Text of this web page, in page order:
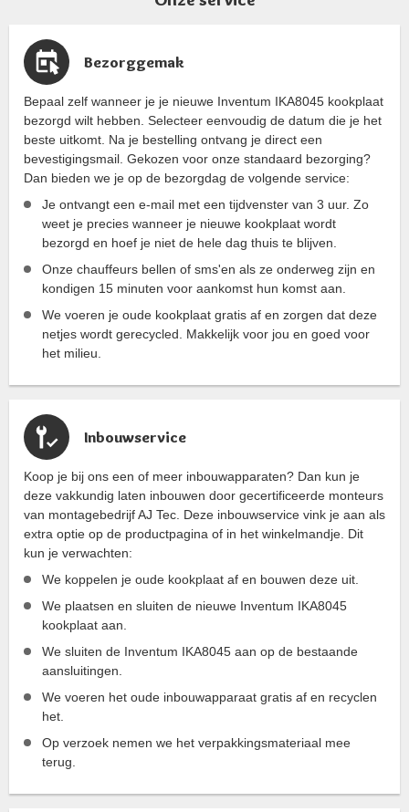
Bezorggemak
Bepaal zelf wanneer je je nieuwe Inventum IKA8045 kookplaat
bezorgd wilt hebben. Selecteer eenvoudig de datum die je het
beste uitkomt. Na je bestelling ontvang je direct een
bevestigingsmail. Gekozen voor onze standaard bezorging?
Dan bieden we je op de bezorgdag de volgende service:
Je ontvangt een e-mail met een tijdvenster van 3 uur. Zo
weet je precies wanneer je nieuwe kookplaat wordt
bezorgd en hoef je niet de hele dag thuis te blijven.
Onze chauffeurs bellen of sms'en als ze onderweg zijn en
kondigen 15 minuten voor aankomst hun komst aan.
We voeren je oude kookplaat gratis af en zorgen dat deze
netjes wordt gerecycled. Makkelijk voor jou en goed voor
het milieu.
Inbouwservice
Koop je bij ons een of meer inbouwapparaten? Dan kun je
deze vakkundig laten inbouwen door gecertificeerde monteurs
van montagebedrijf AJ Tec. Deze inbouwservice vink je aan als
extra optie op de productpagina of in het winkelmandje. Dit
kun je verwachten:
We koppelen je oude kookplaat af en bouwen deze uit.
We plaatsen en sluiten de nieuwe Inventum IKA8045
kookplaat aan.
We sluiten de Inventum IKA8045 aan op de bestaande
aansluitingen.
We voeren het oude inbouwapparaat gratis af en recyclen
het.
Op verzoek nemen we het verpakkingsmateriaal mee
terug.